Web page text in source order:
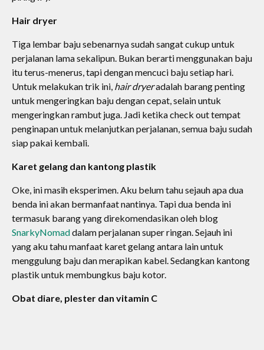
Hair dryer
Tiga lembar baju sebenarnya sudah sangat cukup untuk
perjalanan lama sekalipun. Bukan berarti menggunakan baju
itu terus-menerus, tapi dengan mencuci baju setiap hari.
Untuk melakukan trik ini, hair dryeradalah barang penting
untuk mengeringkan baju dengan cepat, selain untuk
mengeringkan rambut juga. Jadi ketika check out tempat
penginapan untuk melanjutkan perjalanan, semua baju sudah
siap pakai kembali.
Karet gelang dan kantong plastik
Oke, ini masih eksperimen. Aku belum tahu sejauh apa dua
benda ini akan bermanfaat nantinya. Tapi dua benda ini
termasuk barang yang direkomendasikan oleh blog
SnarkyNomaddalam perjalanan super ringan. Sejauh ini
yang aku tahu manfaat karet gelang antara lain untuk
menggulung baju dan merapikan kabel. Sedangkan kantong
plastik untuk membungkus baju kotor.
Obat diare, plester dan vitamin C